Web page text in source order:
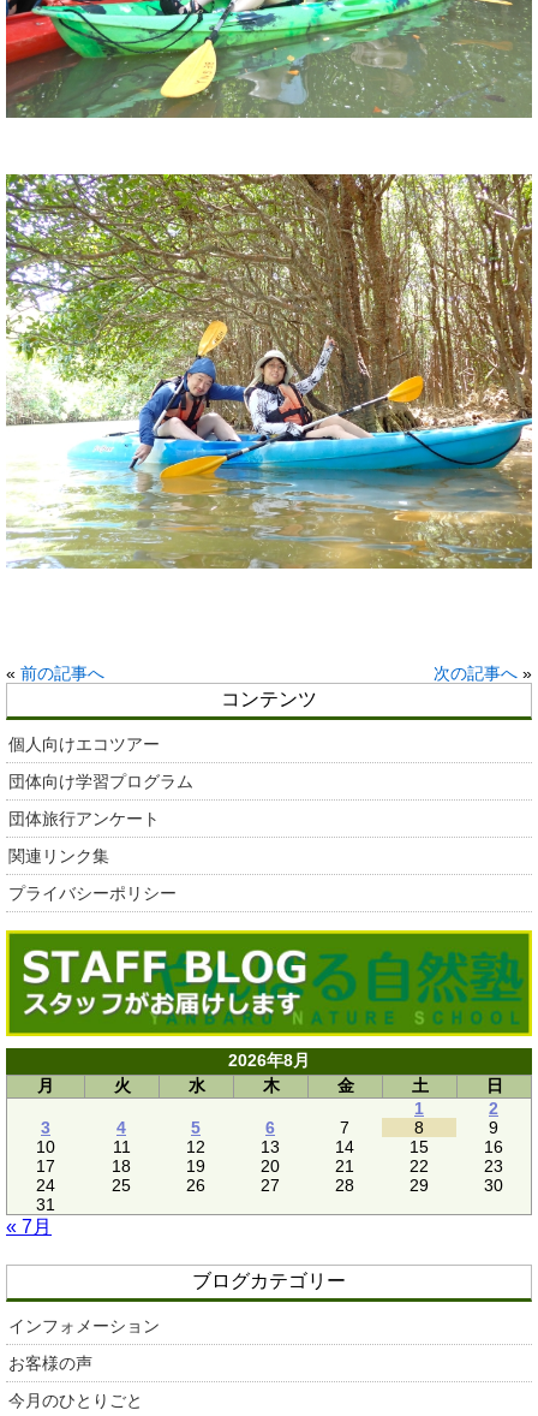
« 前の記事へ 次の記事へ »
コンテンツ
個人向けエコツアー
団体向け学習プログラム
団体旅行アンケート
関連リンク集
プライバシーポリシー
2026年8月
月
火 水 木 金 土
日
1
2
3
4 5 6 7 8
9
10
11 12 13 14 15
16
17
18 19 20 21 22
23
24
25 26 27 28 29
30
31
« 7月
ブログカテゴリー
インフォメーション
お客様の声
今月のひとりごと